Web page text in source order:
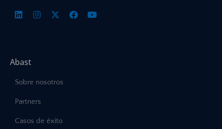
Abast
Sobre nosotros
Partners
Casos de éxito